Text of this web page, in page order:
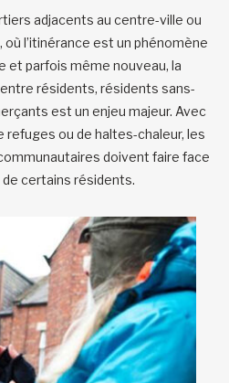
adjacents au centre-ville ou
où l’itinérance est un phénomène
et parfois même nouveau, la
résidents, résidents sans-
est un enjeu majeur. Avec
refuges ou de haltes-chaleur, les
doivent faire face
de certains résidents.